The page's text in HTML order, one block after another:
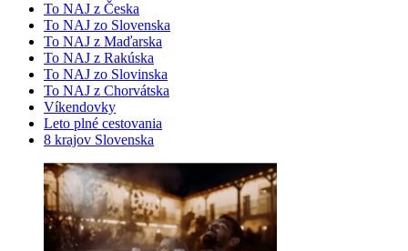
To NAJ z Česka
To NAJ zo Slovenska
To NAJ z Maďarska
To NAJ z Rakúska
To NAJ zo Slovinska
To NAJ z Chorvátska
Víkendovky
Leto plné cestovania
8 krajov Slovenska